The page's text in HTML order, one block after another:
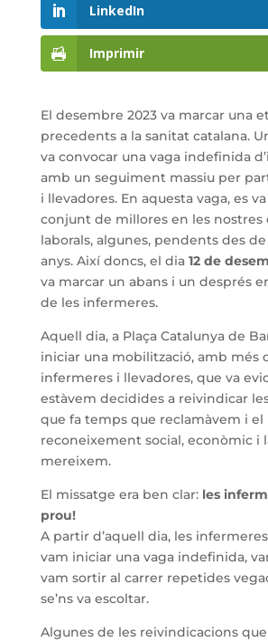
LinkedIn
Imprimir
El desembre 2023 va marcar una
precedents a la sanitat catalana.
va convocar una vaga indefinida
amb un seguiment massiu per
i llevadores. En aquesta vaga, es
conjunt de millores en les nostres
laborals, algunes, pendents des
anys. Així doncs, el dia 12 de
va marcar un abans i un després
de les infermeres.
Aquell dia, a Plaça Catalunya de
iniciar una mobilització, amb més
infermeres i llevadores, que va
estàvem decidides a reivindicar
que fa temps que reclamàvem i el
reconeixement social, econòmic i
mereixem.
El missatge era ben clar: les
prou!
A partir d’aquell dia, les
vam iniciar una vaga indefinida,
vam sortir al carrer repetides
se’ns va escoltar.
Algunes de les reivindicacions